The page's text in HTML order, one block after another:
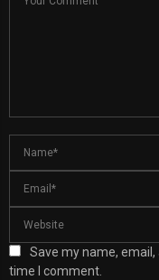
Save my name,
time I comment.